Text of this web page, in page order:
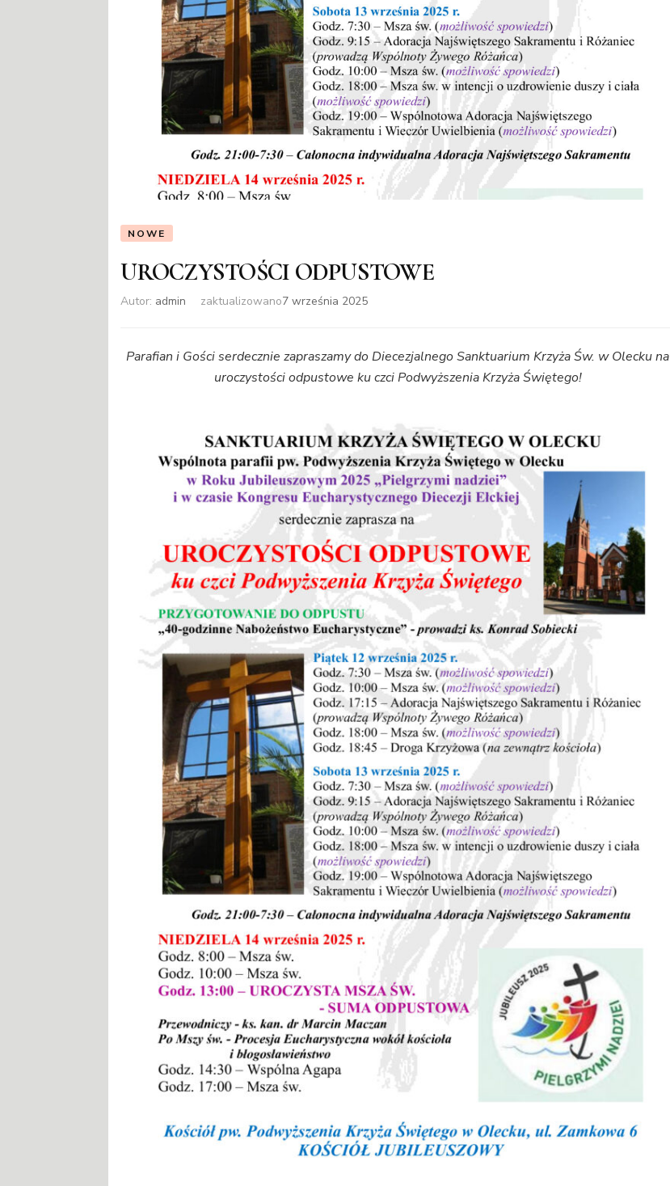
NOWE
UROCZYSTOŚCI ODPUSTOWE
Autor: admin zaktualizowano7 września 2025
Parafian i Gości serdecznie zapraszamy do Diecezjalnego Sanktuarium Krzyża Św. w Olecku na
uroczystości odpustowe ku czci Podwyższenia Krzyża Świętego!